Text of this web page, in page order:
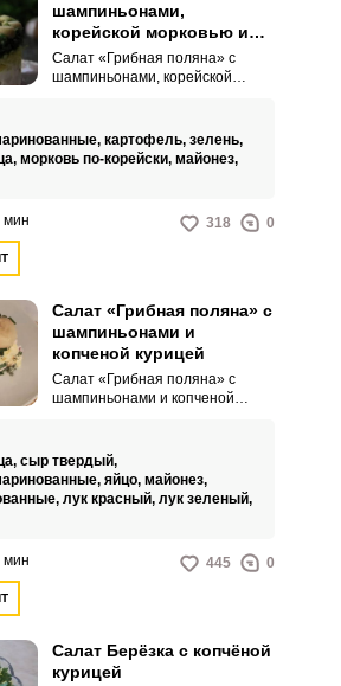
шампиньонами,
корейской морковью и
копченой курицей
Салат «Грибная поляна» с
шампиньонами, корейской
русской кухне, которое
представляет собой
виде. Название салата связано
с его необычным оформлением:
визуальное впечатление
настоящей «грибной поляны».
картофель, зелень,
морковь по-корейски, майонез,
мин 318 0
Салат «Грибная поляна» с
шампиньонами и
копченой курицей
Салат «Грибная поляна» с
шампиньонами и копченой
выделяется своей оригинальной
подачей и насыщенным вкусом.
Основой салата служат
создавая эффект «грибной
сыр твердый,
яйцо, майонез,
лук красный, лук зеленый,
мин 445 0
Салат Берёзка с копчёной
курицей